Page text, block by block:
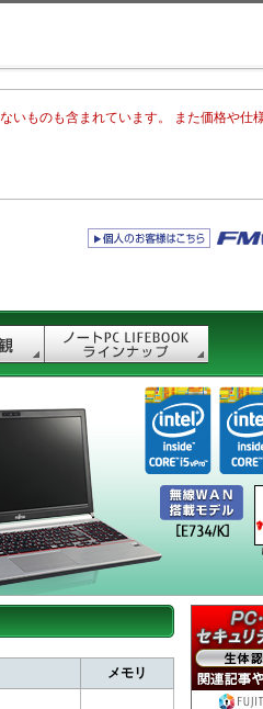
ものも含まれています。 また価格や仕
メモリ